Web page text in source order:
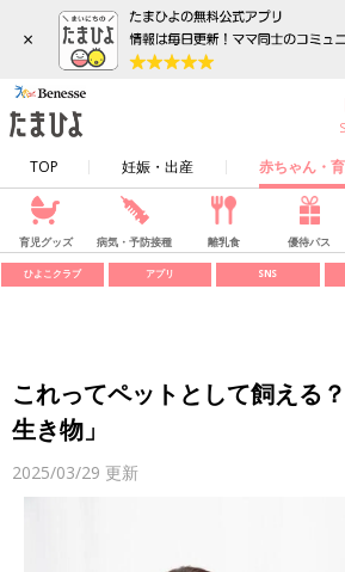
×
TOP 妊娠・出産 赤ちゃん・
育児グッズ 病気・予防接種 離乳食 優待パス
ひよこクラブ アプリ SNS
これってペットとして飼える
生き物」
2025/03/29 更新